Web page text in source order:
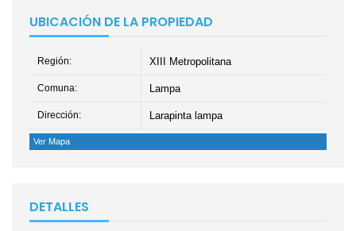
UBICACIÓN DE LA PROPIEDAD
Región: XIII Metropolitana
Comuna: Lampa
Dirección: Larapinta lampa
Ver Mapa
DETALLES